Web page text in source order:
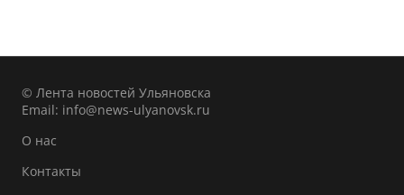
© Лента новостей Ульяновска
Email: info@news-ulyanovsk.ru
О нас
Контакты